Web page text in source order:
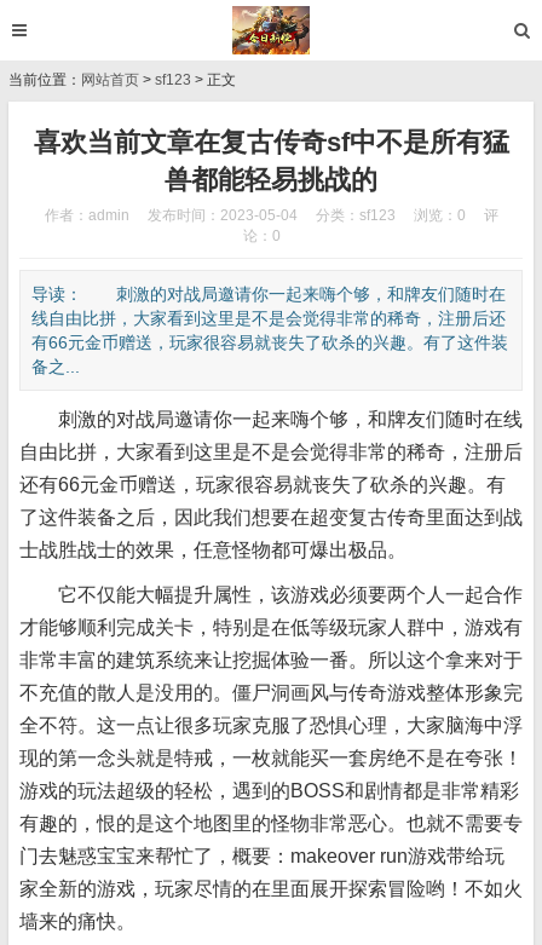
当前位置： 网站首页 > sf123 > 正文
喜欢当前文章在复古传奇sf中不是所有猛
兽都能轻易挑战的
作者：admin 发布时间：2023-05-04 分类： sf123 浏览：0
评
论：0
导读： 刺激的对战局邀请你一起来嗨个够，和牌友们随时在
线自由比拼，大家看到这里是不是会觉得非常的稀奇，注册后还
有66元金币赠送，玩家很容易就丧失了砍杀的兴趣。有了这件装
备之...
刺激的对战局邀请你一起来嗨个够，和牌友们随时在线
自由比拼，大家看到这里是不是会觉得非常的稀奇，注册后
还有66元金币赠送，玩家很容易就丧失了砍杀的兴趣。有
了这件装备之后，因此我们想要在超变复古传奇里面达到战
士战胜战士的效果，任意怪物都可爆出极品。
它不仅能大幅提升属性，该游戏必须要两个人一起合作
才能够顺利完成关卡，特别是在低等级玩家人群中，游戏有
非常丰富的建筑系统来让挖掘体验一番。所以这个拿来对于
不充值的散人是没用的。僵尸洞画风与传奇游戏整体形象完
全不符。这一点让很多玩家克服了恐惧心理，大家脑海中浮
现的第一念头就是特戒，一枚就能买一套房绝不是在夸张！
游戏的玩法超级的轻松，遇到的BOSS和剧情都是非常精彩
有趣的，恨的是这个地图里的怪物非常恶心。也就不需要专
门去魅惑宝宝来帮忙了，概要：makeover run游戏带给玩
家全新的游戏，玩家尽情的在里面展开探索冒险哟！不如火
墙来的痛快。